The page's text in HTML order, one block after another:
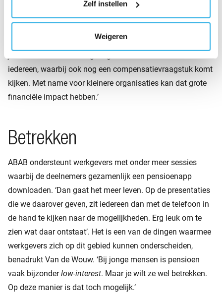
Zelf instellen
Weigeren
alleen nieuwe medewerkers een nieuwe regeling krijgen. Of
iedereen, waarbij ook nog een compensatievraagstuk komt
kijken. Met name voor kleinere organisaties kan dat grote
financiële impact hebben.’
Betrekken
ABAB ondersteunt werkgevers met onder meer sessies
waarbij de deelnemers gezamenlijk een pensioenapp
downloaden. ‘Dan gaat het meer leven. Op de presentaties
die we daarover geven, zit iedereen dan met de telefoon in
de hand te kijken naar de mogelijkheden. Erg leuk om te
zien wat daar ontstaat’. Het is een van de dingen waarmee
werkgevers zich op dit gebied kunnen onderscheiden,
benadrukt Van de Wouw. ‘Bij jonge mensen is pensioen
vaak bijzonderlow-interest. Maar je wilt ze wel betrekken.
Op deze manier is dat toch mogelijk.’